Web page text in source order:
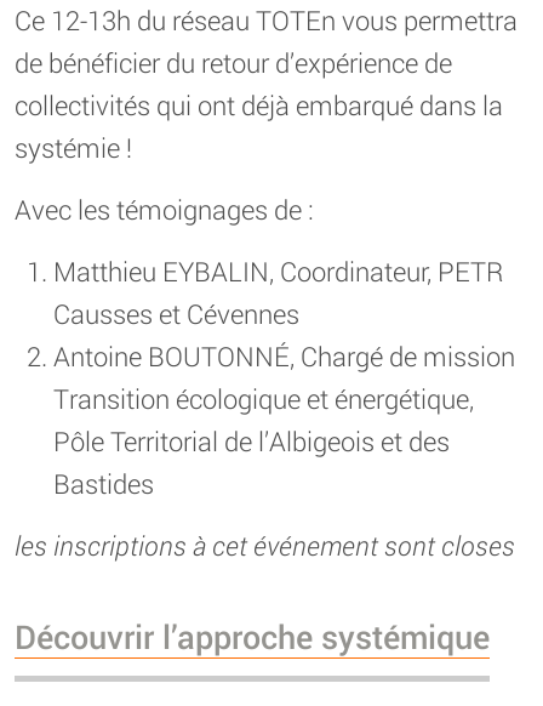
Ce 12-13h du réseau TOTEn vous permettra
de bénéficier du retour d’expérience de
collectivités qui ont déjà embarqué dans la
systémie !
Avec les témoignages de :
Matthieu EYBALIN, Coordinateur, PETR
Causses et Cévennes
Antoine BOUTONNÉ, Chargé de mission
Transition écologique et énergétique,
Pôle Territorial de l’Albigeois et des
Bastides
les inscriptions à cet événement sont closes
Découvrir l’approche systémique